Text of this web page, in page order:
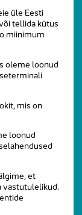
üle Eesti
tellida kütus
miinimum
oleme loonud
mis on
loonud
et
vastutulelikud.